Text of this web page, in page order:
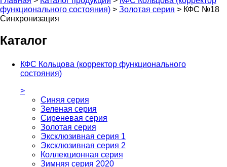
функционального состояния) > Золотая серия > КФС №18
Синхронизация
Каталог
КФС Кольцова (корректор функционального
состояния)
>
Синяя серия
Зеленая серия
Сиреневая серия
Золотая серия
Эксклюзивная серия 1
Эксклюзивная серия 2
Коллекционная серия
Зимняя серия 2020